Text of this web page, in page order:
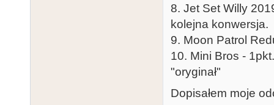
8. Jet Set Willy
kolejna konwersja.
9. Moon Patrol
10. Mini Bros -
"oryginał"
Dopisałem moje